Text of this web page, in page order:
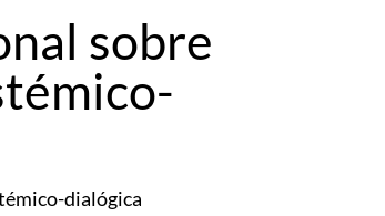
sobre
dialógica